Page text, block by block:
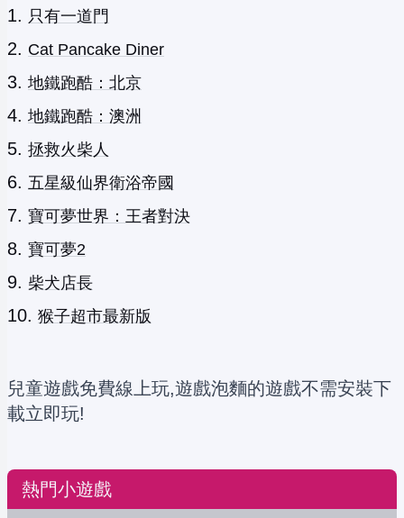
只有一道門
Cat Pancake Diner
地鐵跑酷：北京
地鐵跑酷：澳洲
拯救火柴人
五星級仙界衛浴帝國
寶可夢世界：王者對決
寶可夢2
柴犬店長
猴子超市最新版
兒童遊戲免費線上玩,遊戲泡麵的遊戲不需安裝下
載立即玩!
熱門小遊戲